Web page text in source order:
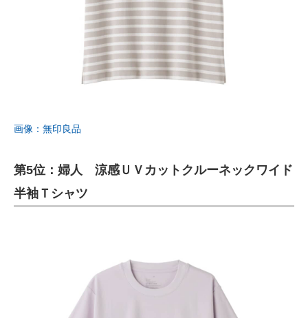
画像：無印良品
第5位：婦人 涼感ＵＶカットクルーネックワイド
半袖Ｔシャツ